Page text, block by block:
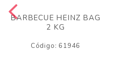
BARBECUE HEINZ BAG
2 KG
Código: 61946